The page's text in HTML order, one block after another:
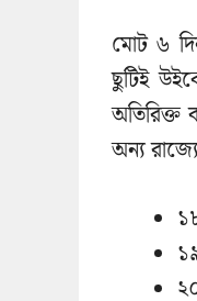
মোট ৬
ছুটিই
অতিরিক্ত
অন্য